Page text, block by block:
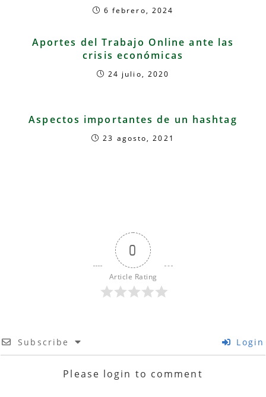
6 febrero, 2024
Aportes del Trabajo Online ante las
crisis económicas
24 julio, 2020
Aspectos importantes de un hashtag
23 agosto, 2021
0
Article Rating
Subscribe Login
Please login to comment